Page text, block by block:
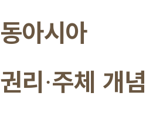
동아시아
권리·주체 개